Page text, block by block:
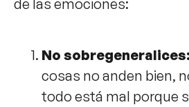
de las emociones:
No sobregeneralices:
cosas no anden bien,
todo está mal porque